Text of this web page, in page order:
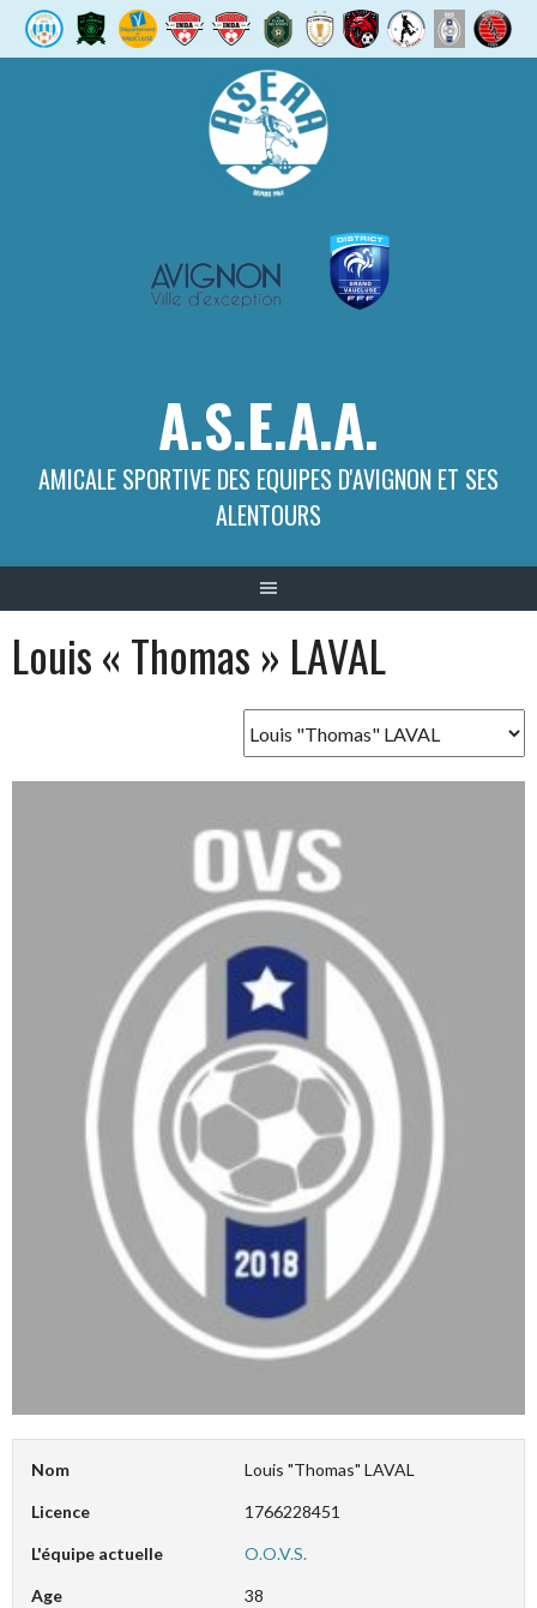
A.S.E.A.A.
AMICALE SPORTIVE DES EQUIPES D'AVIGNON ET SES
ALENTOURS
Louis « Thomas » LAVAL
Nom Louis "Thomas" LAVAL
Licence 1766228451
L'équipe actuelle O.O.V.S.
Age 38